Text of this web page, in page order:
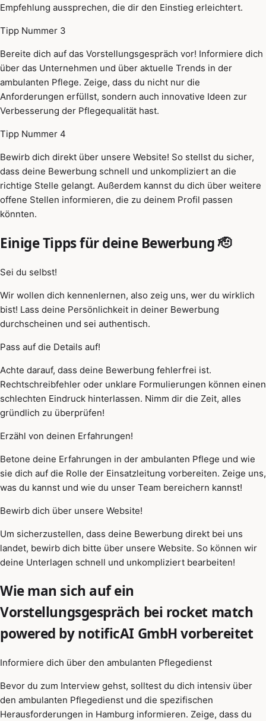
Empfehlung aussprechen, die dir den Einstieg erleichtert.
Tipp Nummer 3
Bereite dich auf das Vorstellungsgespräch vor! Informiere dich
über das Unternehmen und über aktuelle Trends in der
ambulanten Pflege. Zeige, dass du nicht nur die
Anforderungen erfüllst, sondern auch innovative Ideen zur
Verbesserung der Pflegequalität hast.
Tipp Nummer 4
Bewirb dich direkt über unsere Website! So stellst du sicher,
dass deine Bewerbung schnell und unkompliziert an die
richtige Stelle gelangt. Außerdem kannst du dich über weitere
offene Stellen informieren, die zu deinem Profil passen
könnten.
Einige Tipps für deine Bewerbung 🫡
Sei du selbst!
Wir wollen dich kennenlernen, also zeig uns, wer du wirklich
bist! Lass deine Persönlichkeit in deiner Bewerbung
durchscheinen und sei authentisch.
Pass auf die Details auf!
Achte darauf, dass deine Bewerbung fehlerfrei ist.
Rechtschreibfehler oder unklare Formulierungen können einen
schlechten Eindruck hinterlassen. Nimm dir die Zeit, alles
gründlich zu überprüfen!
Erzähl von deinen Erfahrungen!
Betone deine Erfahrungen in der ambulanten Pflege und wie
sie dich auf die Rolle der Einsatzleitung vorbereiten. Zeige uns,
was du kannst und wie du unser Team bereichern kannst!
Bewirb dich über unsere Website!
Um sicherzustellen, dass deine Bewerbung direkt bei uns
landet, bewirb dich bitte über unsere Website. So können wir
deine Unterlagen schnell und unkompliziert bearbeiten!
Wie man sich auf ein
Vorstellungsgespräch bei rocket match
powered by notificAI GmbH vorbereitet
Informiere dich über den ambulanten Pflegedienst
Bevor du zum Interview gehst, solltest du dich intensiv über
den ambulanten Pflegedienst und die spezifischen
Herausforderungen in Hamburg informieren. Zeige, dass du